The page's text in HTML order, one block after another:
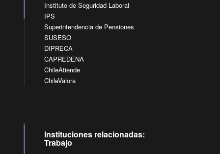
Instituto de Seguridad Laboral
IPS
Superintendencia de Pensiones
SUSESO
DIPRECA
CAPREDENA
ChileAtiende
ChileValora
Instituciones relacionadas:
Trabajo